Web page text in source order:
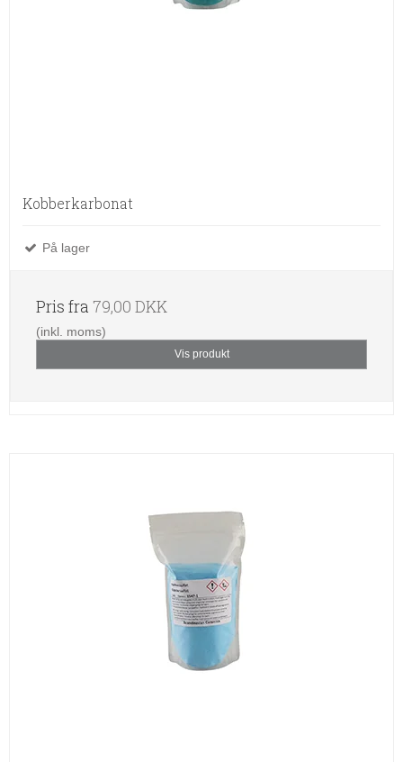
Kobberkarbonat
På lager
Pris fra 79,00 DKK
(inkl. moms)
Vis produkt